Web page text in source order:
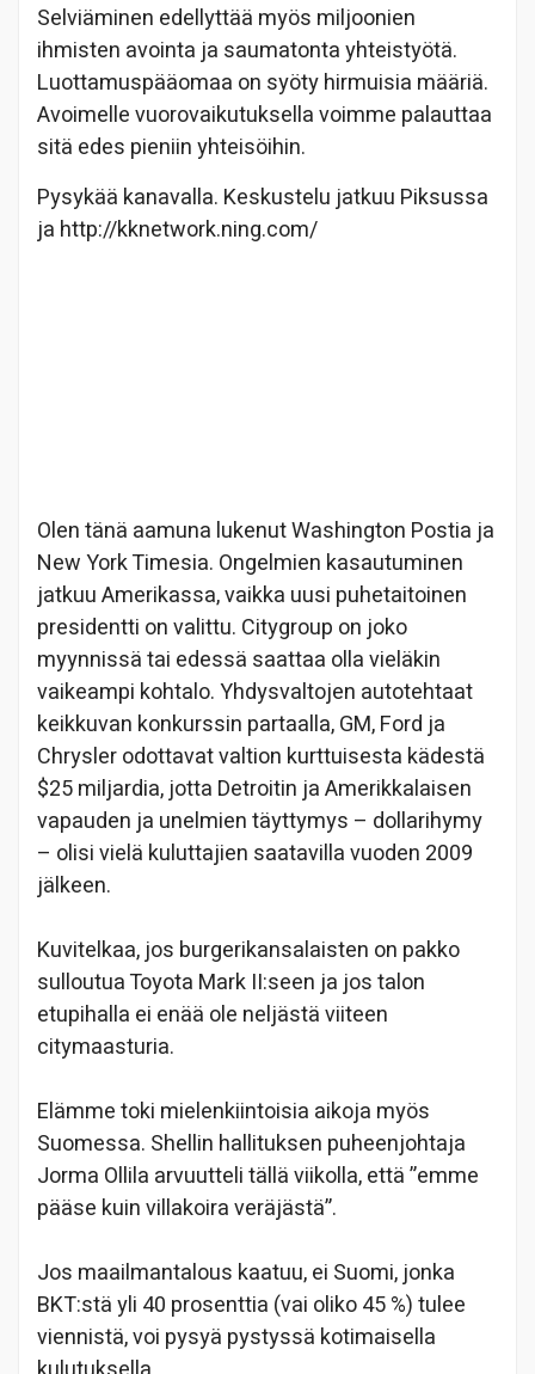
Selviäminen edellyttää myös miljoonien
ihmisten avointa ja saumatonta yhteistyötä.
Luottamuspääomaa on syöty hirmuisia määriä.
Avoimelle vuorovaikutuksella voimme palauttaa
sitä edes pieniin yhteisöihin.
Pysykää kanavalla. Keskustelu jatkuu Piksussa
ja http://kknetwork.ning.com/
Olen tänä aamuna lukenut Washington Postia ja
New York Timesia. Ongelmien kasautuminen
jatkuu Amerikassa, vaikka uusi puhetaitoinen
presidentti on valittu. Citygroup on joko
myynnissä tai edessä saattaa olla vieläkin
vaikeampi kohtalo. Yhdysvaltojen autotehtaat
keikkuvan konkurssin partaalla, GM, Ford ja
Chrysler odottavat valtion kurttuisesta kädestä
$25 miljardia, jotta Detroitin ja Amerikkalaisen
vapauden ja unelmien täyttymys – dollarihymy
– olisi vielä kuluttajien saatavilla vuoden 2009
jälkeen.
Kuvitelkaa, jos burgerikansalaisten on pakko
sulloutua Toyota Mark II:seen ja jos talon
etupihalla ei enää ole neljästä viiteen
citymaasturia.
Elämme toki mielenkiintoisia aikoja myös
Suomessa. Shellin hallituksen puheenjohtaja
Jorma Ollila arvuutteli tällä viikolla, että ”emme
pääse kuin villakoira veräjästä”.
Jos maailmantalous kaatuu, ei Suomi, jonka
BKT:stä yli 40 prosenttia (vai oliko 45 %) tulee
viennistä, voi pysyä pystyssä kotimaisella